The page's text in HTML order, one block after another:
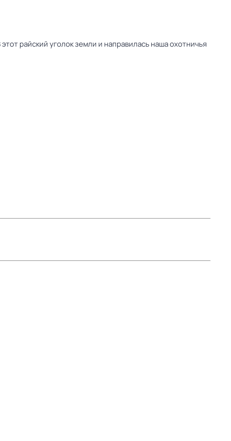
райский уголок земли и направилась наша охотничья